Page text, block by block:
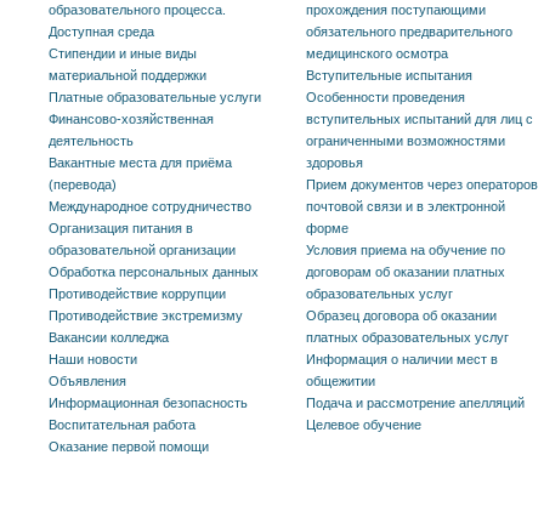
образовательного процесса.
Доступная среда
Стипендии и иные виды
материальной поддержки
Платные образовательные услуги
Финансово-хозяйственная
деятельность
Вакантные места для приёма
(перевода)
Международное сотрудничество
Организация питания в
образовательной организации
Обработка персональных данных
Противодействие коррупции
Противодействие экстремизму
Вакансии колледжа
Наши новости
Объявления
Информационная безопасность
Воспитательная работа
Оказание первой помощи
прохождения поступающими
обязательного предварительного
медицинского осмотра
Вступительные испытания
Особенности проведения
вступительных испытаний для лиц с
ограниченными возможностями
здоровья
Прием документов через операторов
почтовой связи и в электронной
форме
Условия приема на обучение по
договорам об оказании платных
образовательных услуг
Образец договора об оказании
платных образовательных услуг
Информация о наличии мест в
общежитии
Подача и рассмотрение апелляций
Целевое обучение